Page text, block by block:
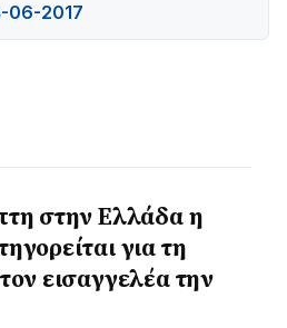
06-2017
στην Ελλάδα η
για τη
εισαγγελέα την